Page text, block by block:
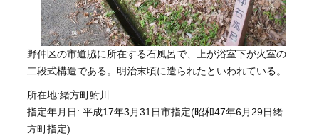
野仲区の市道脇に所在する石風呂で、上が浴室下が火室の
二段式構造である。明治末頃に造られたといわれている。
所在地:緒方町鮒川
指定年月日: 平成17年3月31日市指定(昭和47年6月29日緒
方町指定)